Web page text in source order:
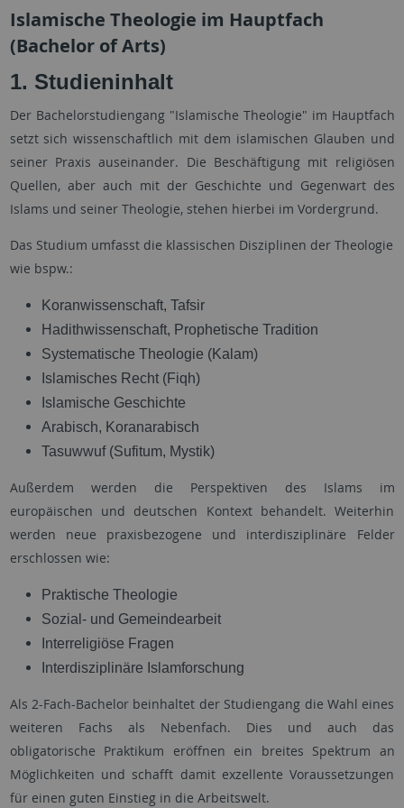
Islamische Theologie im Hauptfach
(Bachelor of Arts)
1. Studieninhalt
Der Bachelorstudiengang "Islamische Theologie" im Hauptfach
setzt sich wissenschaftlich mit dem islamischen Glauben und
seiner Praxis auseinander. Die Beschäftigung mit religiösen
Quellen, aber auch mit der Geschichte und Gegenwart des
Islams und seiner Theologie, stehen hierbei im Vordergrund.
Das Studium umfasst die klassischen Disziplinen der Theologie
wie bspw.:
Koranwissenschaft, Tafsir
Hadithwissenschaft, Prophetische Tradition
Systematische Theologie (Kalam)
Islamisches Recht (Fiqh)
Islamische Geschichte
Arabisch, Koranarabisch
Tasuwwuf (Sufitum, Mystik)
Außerdem werden die Perspektiven des Islams im
europäischen und deutschen Kontext behandelt. Weiterhin
werden neue praxisbezogene und interdisziplinäre Felder
erschlossen wie:
Praktische Theologie
Sozial- und Gemeindearbeit
Interreligiöse Fragen
Interdisziplinäre Islamforschung
Als 2-Fach-Bachelor beinhaltet der Studiengang die Wahl eines
weiteren Fachs als Nebenfach. Dies und auch das
obligatorische Praktikum eröffnen ein breites Spektrum an
Möglichkeiten und schafft damit exzellente Voraussetzungen
für einen guten Einstieg in die Arbeitswelt.